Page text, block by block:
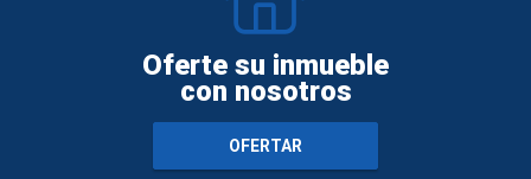
Oferte su inmueble
con nosotros
OFERTAR